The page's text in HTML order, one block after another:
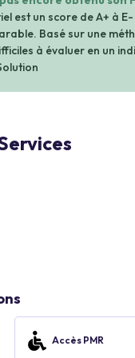
est un score de A+ à
Basé sur une
à évaluer en un
Accès PMR